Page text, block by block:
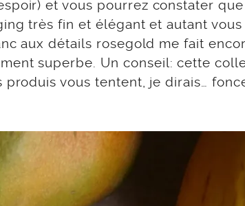
et vous pourrez constater que
très fin et élégant et autant
aux détails rosegold me fait
superbe. Un conseil: cette
vous tentent, je dirais…